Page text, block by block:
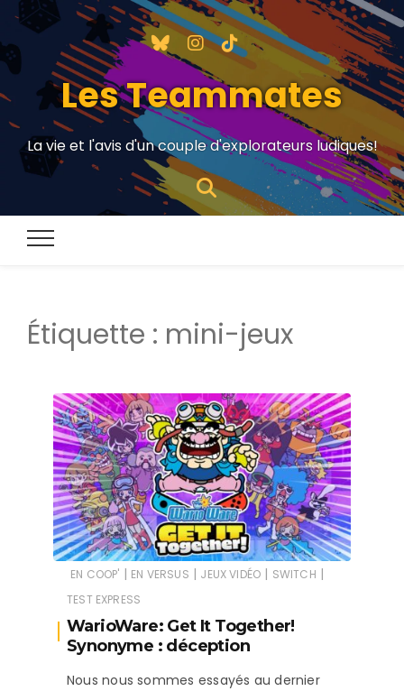
Les Teammates
La vie et l'avis d'un couple d'explorateurs ludiques!
Étiquette : mini-jeux
EN COOP' | EN VERSUS | JEUX VIDÉO | SWITCH |
TEST EXPRESS
WarioWare: Get It Together!
Synonyme : déception
Nous nous sommes essayés au dernier